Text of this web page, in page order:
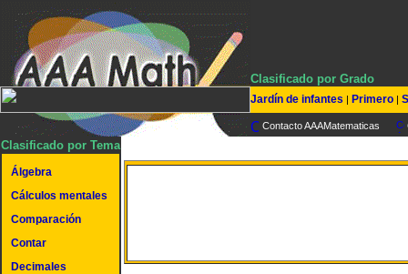
Clasificado por Grado
Jardín de infantes | Primero |
Contacto AAAMatematicas
Clasificado por Tema
Álgebra
Cálculos mentales
Comparación
Contar
Decimales